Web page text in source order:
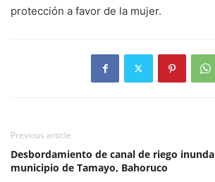
protección a favor de la mujer.
Previous article
Desbordamiento de canal de riego
municipio de Tamayo, Bahoruco